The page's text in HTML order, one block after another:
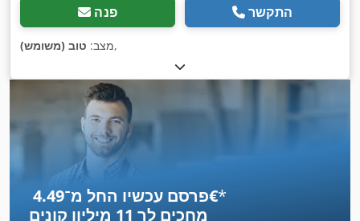
פנה התקשר
מצב: טוב (משומש) ,
פרסם עכשיו החל מ־‏4.49 ‏€*
מחכים לך 11 מיליון קונים